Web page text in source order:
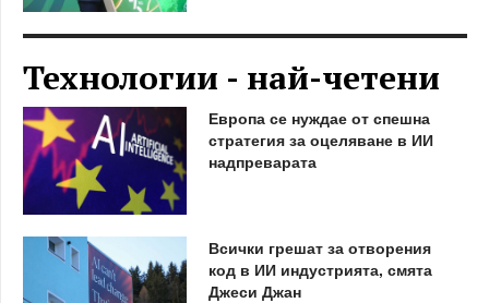
Технологии - най-четени
Европа се нуждае от спешна
стратегия за оцеляване в ИИ
надпреварата
Всички грешат за отворения
код в ИИ индустрията, смята
Джеси Джан